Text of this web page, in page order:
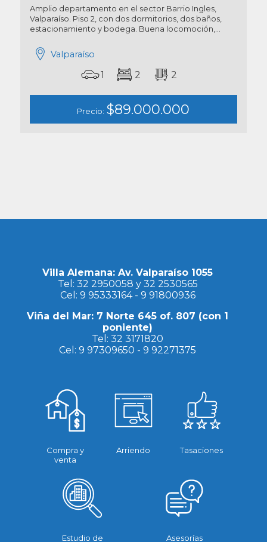
Amplio departamento en el sector Barrio Ingles,
Valparaíso. Piso 2, con dos dormitorios, dos baños,
estacionamiento y bodega. Buena locomoción,...
Valparaíso
1 2 2
Precio: $89.000.000
Villa Alemana: Av. Valparaíso 1055
Tel: 32 2950058 y 32 2530565
Cel: 9 95333164- 9 91800936
Viña del Mar: 7 Norte 645 of. 807 (con 1
poniente)
Tel:32 3171820
Cel:9 97309650 -9 92271375
Compra y
venta
Arriendo Tasaciones
Estudio de Asesorías